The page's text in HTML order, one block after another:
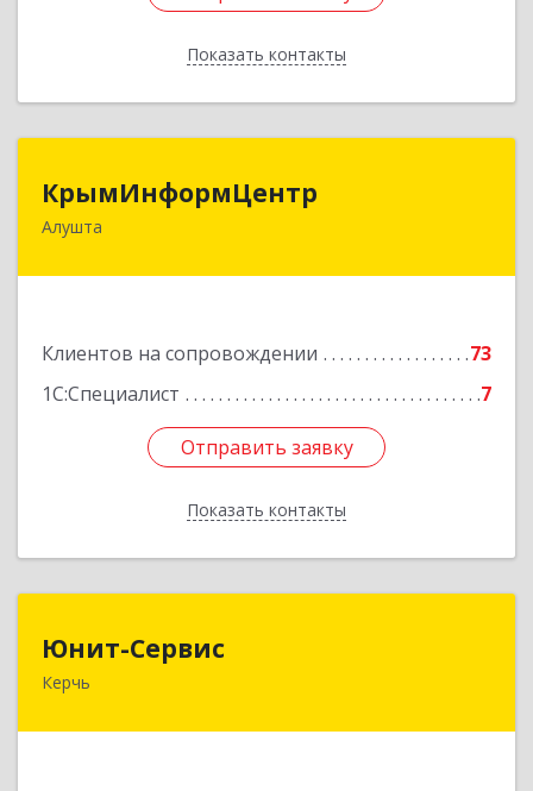
Показать контакты
Назад
КрымИнформЦентр
Алушта
Клиентов на сопровождении
73
1С:Специалист
7
Отправить заявку
Показать контакты
298500, Крым Респ, Алушта г, Горького ул, дом
Отправить заявку
Назад
Юнит-Сервис
Керчь298300, Крым Респ, Керчь г, Кооперативный